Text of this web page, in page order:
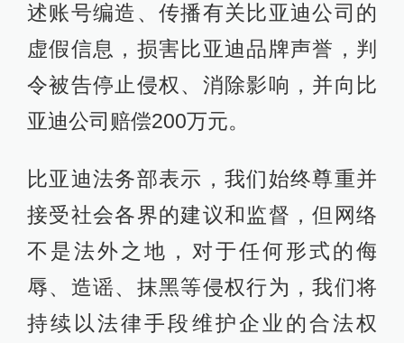
述账号编造、传播有关比亚迪公司的
虚假信息，损害比亚迪品牌声誉，判
令被告停止侵权、消除影响，并向比
亚迪公司赔偿200万元。
比亚迪法务部表示，我们始终尊重并
接受社会各界的建议和监督，但网络
不是法外之地，对于任何形式的侮
辱、造谣、抹黑等侵权行为，我们将
持续以法律手段维护企业的合法权